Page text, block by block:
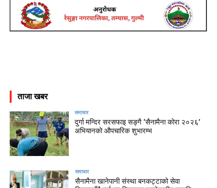
ताजा खबर
समाचार
दुर्गा मन्दिर सरसफाइ सङ्गै ‘सैनामैना कोरा २०२६’
अभियानको औपचारिक शुभारम्भ
समाचार
सैनामैना खानेपानी संस्था बनकट्टाको सेवा